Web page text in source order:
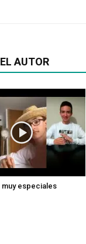
AUTOR
especiales